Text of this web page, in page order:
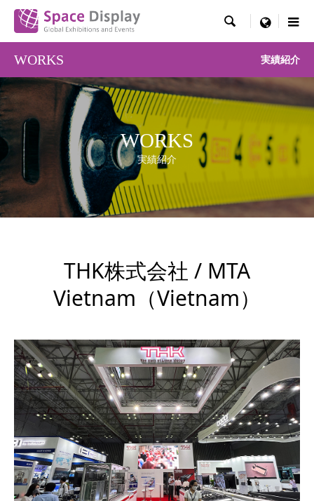
 menu
WORKS 実績紹介
WORKS
実績紹介
THK株式会社 / MTA
Vietnam（Vietnam）